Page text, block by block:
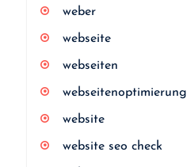
weber
webseite
webseiten
webseitenoptimierung
website
website seo check